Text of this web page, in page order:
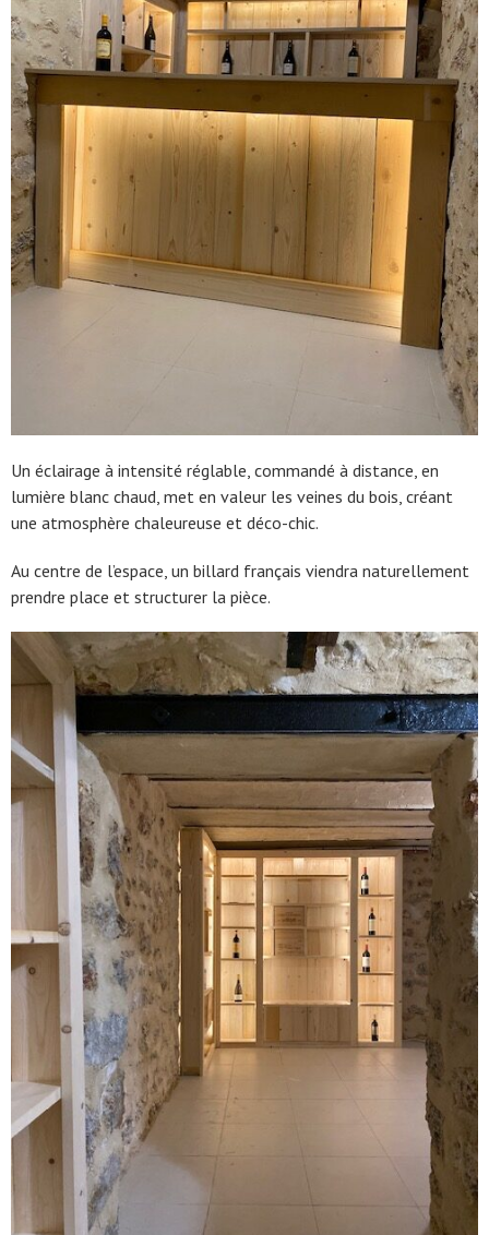
Un éclairage à intensité réglable, commandé à distance, en
lumière blanc chaud, met en valeur les veines du bois, créant
une atmosphère chaleureuse et déco-chic.
Au centre de l’espace, un billard français viendra naturellement
prendre place et structurer la pièce.